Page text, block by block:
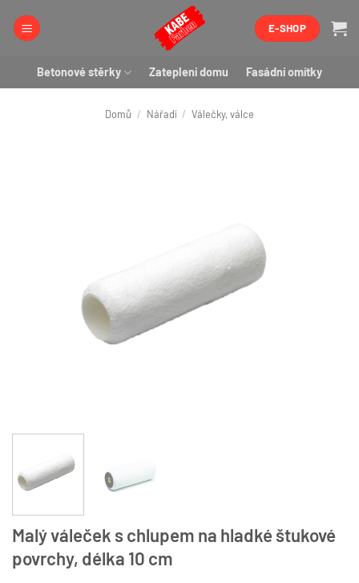
E-SHOP
Betonové stěrky Zateplení domu Fasádní omítky
Domů / Nářadí / Válečky, válce
Malý váleček s chlupem na hladké štukové
povrchy, délka 10 cm